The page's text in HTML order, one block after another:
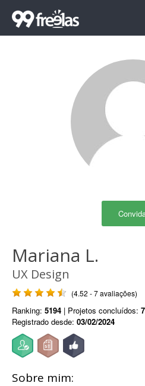
Mariana L.
UX Design
(4.52 - 7 avaliações)
Ranking: 5194 | Projetos concluídos: 7
Registrado desde: 03/02/2024
Sobre mim: